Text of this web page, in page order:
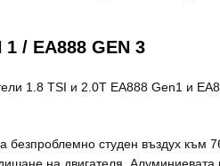
/ EA888 GEN 3
1.8 TSI и 2.0T ЕА888 Gen1 и
студен въздух